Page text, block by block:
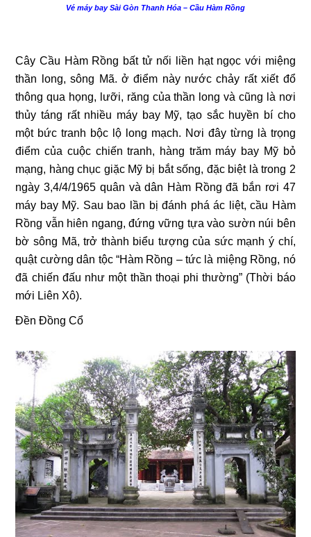
Vé máy bay Sài Gòn Thanh Hóa – Cầu Hàm Rồng
Cây Cầu Hàm Rồng bất tử nối liền hạt ngọc với miệng
thần long, sông Mã. ở điểm này nước chảy rất xiết đổ
thông qua họng, lưỡi, răng của thần long và cũng là nơi
thủy táng rất nhiều máy bay Mỹ, tạo sắc huyền bí cho
một bức tranh bộc lộ long mạch. Nơi đây từng là trọng
điểm của cuộc chiến tranh, hàng trăm máy bay Mỹ bỏ
mạng, hàng chục giặc Mỹ bị bắt sống, đặc biệt là trong 2
ngày 3,4/4/1965 quân và dân Hàm Rồng đã bắn rơi 47
máy bay Mỹ. Sau bao lần bị đánh phá ác liệt, cầu Hàm
Rồng vẫn hiên ngang, đứng vững tựa vào sườn núi bên
bờ sông Mã, trở thành biểu tượng của sức mạnh ý chí,
quật cường dân tộc “Hàm Rồng – tức là miệng Rồng, nó
đã chiến đấu như một thần thoại phi thường” (Thời báo
mới Liên Xô).
Đền Đồng Cổ